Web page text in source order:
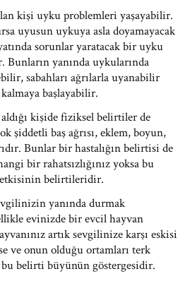
kişi uyku problemleri yaşayabilir.
uyusun uykuya asla doyamayacak
sorunlar yaratacak bir uyku
Bunların yanında uykularında
sabahları ağrılarla uyanabilir
başlayabilir.
kişide fiziksel belirtiler de
şiddetli baş ağrısı, eklem, boyun,
Bunlar bir hastalığın belirtisi de
bir rahatsızlığınız yoksa bu
belirtileridir.
yanında durmak
evinizde bir evcil hayvan
artık sevgilinize karşı eskisi
ve onun olduğu ortamları terk
bu belirti büyünün göstergesidir.